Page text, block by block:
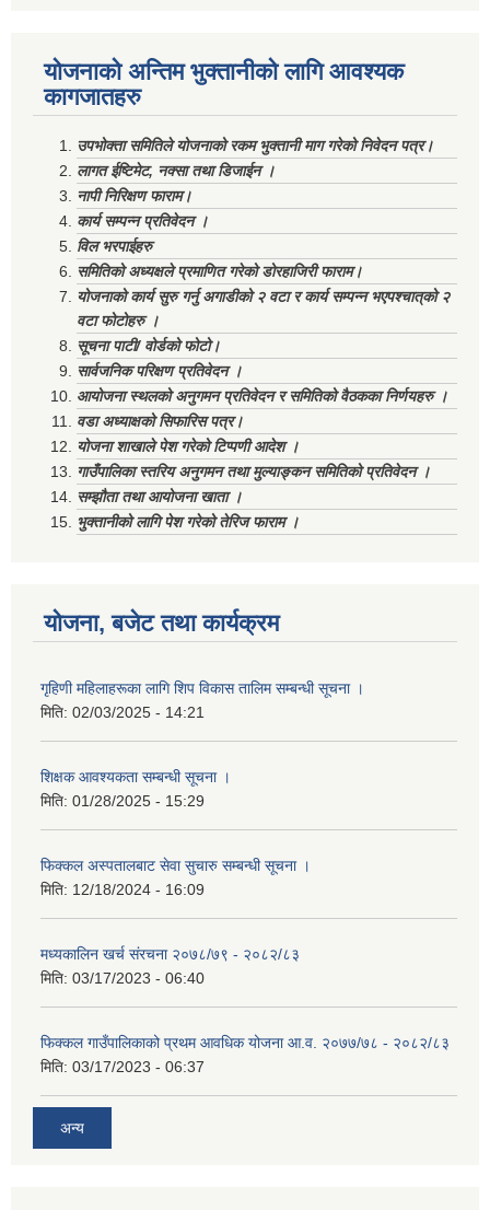
योजनाको अन्तिम भुक्तानीको लागि आवश्यक
कागजातहरु
उपभोक्ता समितिले योजनाको रकम भुक्तानी माग गरेको निवेदन पत्र।
लागत ईष्टिमेट, नक्सा तथा डिजाईन ।
नापी निरिक्षण फाराम।
कार्य सम्पन्न प्रतिवेदन ।
विल भरपाईहरु
समितिको अध्यक्षले प्रमाणित गरेको डोरहाजिरी फाराम।
योजनाको कार्य सुरु गर्नु अगाडीको २ वटा र कार्य सम्पन्न भएपश्चात्‌को २
वटा फोटोहरु ।
सूचना पाटी/ वोर्डको फोटो।
सार्वजनिक परिक्षण प्रतिवेदन ।
आयोजना स्थलको अनुगमन प्रतिवेदन र समितिको वैठकका निर्णयहरु ।
वडा अध्याक्षको सिफारिस पत्र।
योजना शाखाले पेश गरेको टिप्पणी आदेश ।
गाउँपालिका स्तरिय अनुगमन तथा मुल्याङ्कन समितिको प्रतिवेदन ।
सम्झौता तथा आयोजना खाता ।
भुक्तानीको लागि पेश गरेको तेरिज फाराम ।
योजना, बजेट तथा कार्यक्रम
गृहिणी महिलाहरूका लागि शिप विकास तालिम सम्बन्धी सूचना ‌।
मिति: 02/03/2025 - 14:21
शिक्षक आवश्यकता सम्बन्धी सूचना ।
मिति: 01/28/2025 - 15:29
फिक्कल अस्पतालबाट सेवा सुचारु सम्बन्धी सूचना ।
मिति: 12/18/2024 - 16:09
मध्यकालिन खर्च संरचना २०७८/७९ - २०८२/८३
मिति: 03/17/2023 - 06:40
फिक्कल गाउँपालिकाको प्रथम आवधिक योजना आ.व. २०७७/७८ - २०८२/८३
मिति: 03/17/2023 - 06:37
अन्य